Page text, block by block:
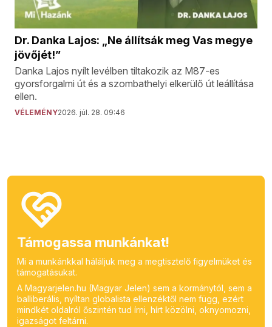
Dr. Danka Lajos: „Ne állítsák meg Vas megye
jövőjét!”
Danka Lajos nyílt levélben tiltakozik az M87-es
gyorsforgalmi út és a szombathelyi elkerülő út leállítása
ellen.
VÉLEMÉNY2026. júl. 28. 09:46
Támogassa munkánkat!
Mi a munkánkkal háláljuk meg a megtisztelő figyelmüket és
támogatásukat.
A Magyarjelen.hu (Magyar Jelen) sem a kormánytól, sem a
balliberális, nyíltan globalista ellenzéktől nem függ, ezért
mindkét oldalról őszintén tud írni, hírt közölni, oknyomozni,
igazságot feltárni.